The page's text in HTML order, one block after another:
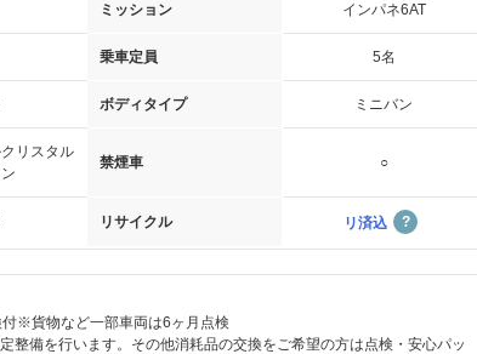
ミッション インパネ6AT
乗車定員 5名
ボディタイプ ミニバン
リスタル
禁煙車 ○
リサイクル リ済込
※貨物など一部車両は6ヶ月点検
整備を行います。その他消耗品の交換をご希望の方は点検・安心パッ